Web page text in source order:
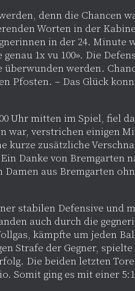
denn die Chancen
Worten in der
in der 24. Minute
1x vu 100». Die
werden.
Pfosten. – Das Glück
Uhr mitten im Spiel, fiel
war, verstrichen einigen
kurze zusätzliche
Danke von Bremgarten
Damen aus Bremgarten
stabilen Defensive und
auch durch die
kämpfte um jeden
Strafe der Gegner,
Die beiden letzten
Somit ging es mit einer